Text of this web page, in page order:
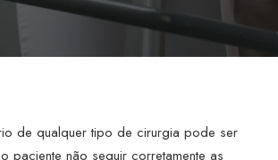
de qualquer tipo de cirurgia pode ser
paciente não seguir corretamente as